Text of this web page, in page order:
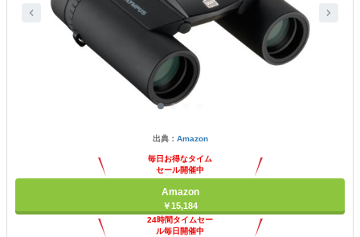
出典： Amazon
毎日お得なタイム
セール開催中
Amazon
￥15,184
24時間タイムセー
ル毎日開催中